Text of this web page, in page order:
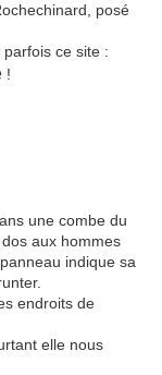
posé
ce site :
!
une combe du
aux hommes
indique sa
endroits de
elle nous